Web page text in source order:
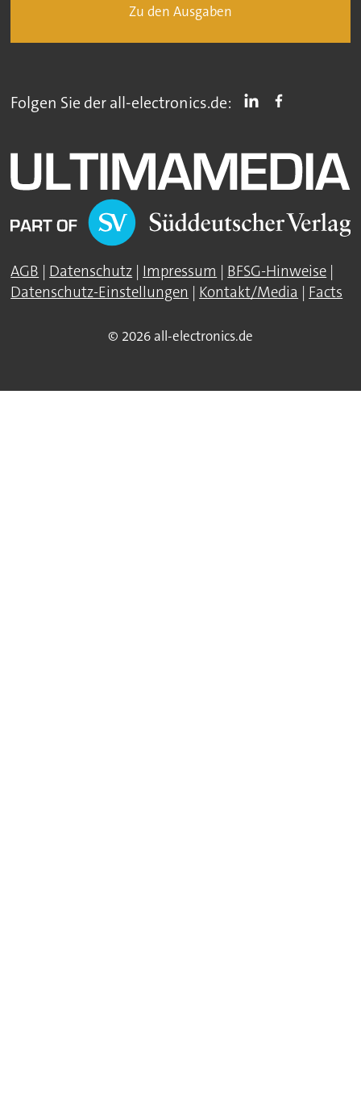
Zu den Ausgaben
Folgen Sie der all-electronics.de:
AGB Datenschutz Impressum BFSG-Hinweise
Datenschutz-Einstellungen
Kontakt/Media Facts
© 2026 all-electronics.de